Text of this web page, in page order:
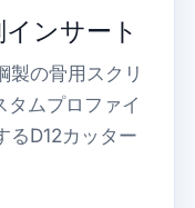
ンサート
製の骨用スクリ
タムプロファイ
るD12カッター